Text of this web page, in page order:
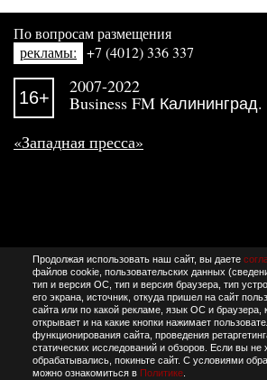
Продолжая использовать наш сайт, вы даете
файлов cookie, пользовательских данных
тип и версия ОС, тип и версия браузера, тип
его экрана, источник, откуда пришел на сайт
сайта или по какой рекламе, язык ОС и браузера,
открывает и на какие кнопки нажимает
функционирования сайта, проведения
статических исследований и обзоров. Если вы не
обрабатывались, покиньте сайт. С условиями
можно ознакомиться в Политике.
По вопросам размещения
рекламы: +7 (4012) 336 337
16+
2007-2022
Business FM Калининград.
«Западная пресса»